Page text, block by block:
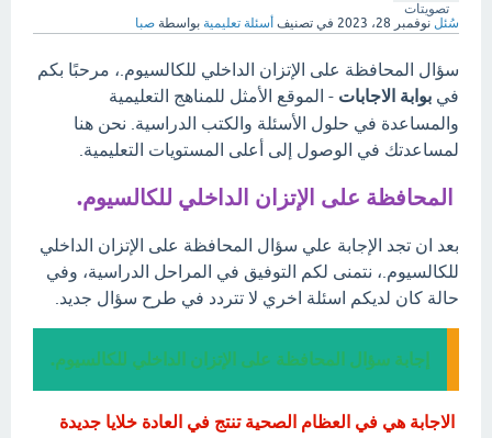
تصويتات
سُئل نوفمبر 28، 2023 في تصنيف أسئلة تعليمية بواسطة صبا
سؤال المحافظة على الإتزان الداخلي للكالسيوم.، مرحبًا بكم
في بوابة الاجابات - الموقع الأمثل للمناهج التعليمية
والمساعدة في حلول الأسئلة والكتب الدراسية. نحن هنا
لمساعدتك في الوصول إلى أعلى المستويات التعليمية.
المحافظة على الإتزان الداخلي للكالسيوم.
بعد ان تجد الإجابة علي سؤال المحافظة على الإتزان الداخلي
للكالسيوم.، نتمنى لكم التوفيق في المراحل الدراسية، وفي
حالة كان لديكم اسئلة اخري لا تتردد في طرح سؤال جديد.
إجابة سؤال المحافظة على الإتزان الداخلي للكالسيوم.
الاجابة هي في العظام الصحية تنتج في العادة خلايا جديدة